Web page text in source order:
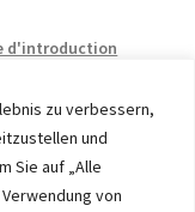
zu verbessern,
und
Sie auf „Alle
von
d'introduction